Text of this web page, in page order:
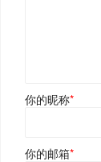
你的昵称*
你的邮箱*